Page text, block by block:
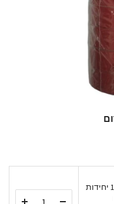
איזולירבנד מארז 10 יחידות